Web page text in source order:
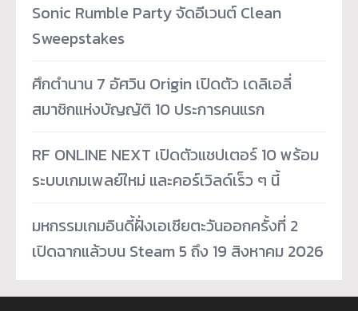
Sonic Rumble Party จัดอีเวนต์ Clean
Sweepstakes
ศึกตำนาน 7 อัศวิน Origin เปิดตัว เดลิเอลี่
สมาชิกแห่งบัญญัติ 10 ประการคนแรก
RF ONLINE NEXT เปิดตัวแชปเตอร์ 10 พร้อม
ระบบเกมเพลย์ใหม่ และคอร์เวิลด์เร็ว ๆ นี้
มหกรรมเกมอินดี้ฝั่งเอเชียตะวันออกครั้งที่ 2
เปิดฉากแล้วบน Steam 5 ถึง 19 สิงหาคม 2026